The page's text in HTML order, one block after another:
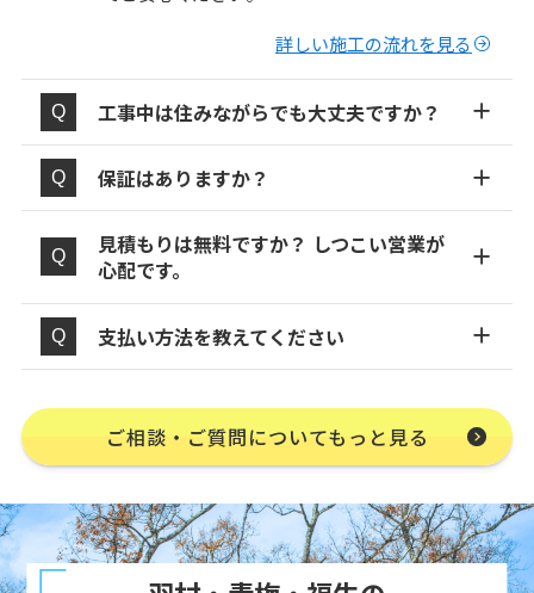
詳しい施工の流れを見る
工事中は住みながらでも大丈夫ですか？
保証はありますか？
見積もりは無料ですか？ しつこい営業が
心配です。
支払い方法を教えてください
ご相談・ご質問についてもっと見る